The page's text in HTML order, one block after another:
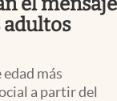
adultos
más
a partir del